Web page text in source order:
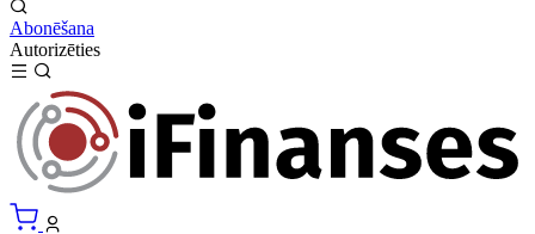
Abonēšana
Autorizēties